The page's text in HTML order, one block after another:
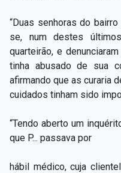
“Duas senhoras do
se, num destes
quarteirão, e
tinha abusado de sua
afirmando que as curaria
cuidados tinham sido
“Tendo aberto um
que P... passava por
hábil médico, cuja